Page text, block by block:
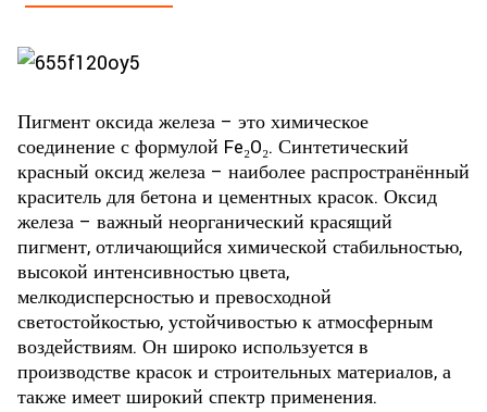
Пигмент оксида железа – это химическое
соединение с формулой Fe₂O₂. Синтетический
красный оксид железа – наиболее распространённый
краситель для бетона и цементных красок. Оксид
железа – важный неорганический красящий
пигмент, отличающийся химической стабильностью,
высокой интенсивностью цвета,
мелкодисперсностью и превосходной
светостойкостью, устойчивостью к атмосферным
воздействиям. Он широко используется в
производстве красок и строительных материалов, а
также имеет широкий спектр применения.